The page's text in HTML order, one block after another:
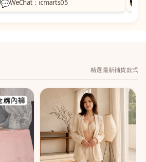
💬WeChat：icmarts05
精選最新補貨款式